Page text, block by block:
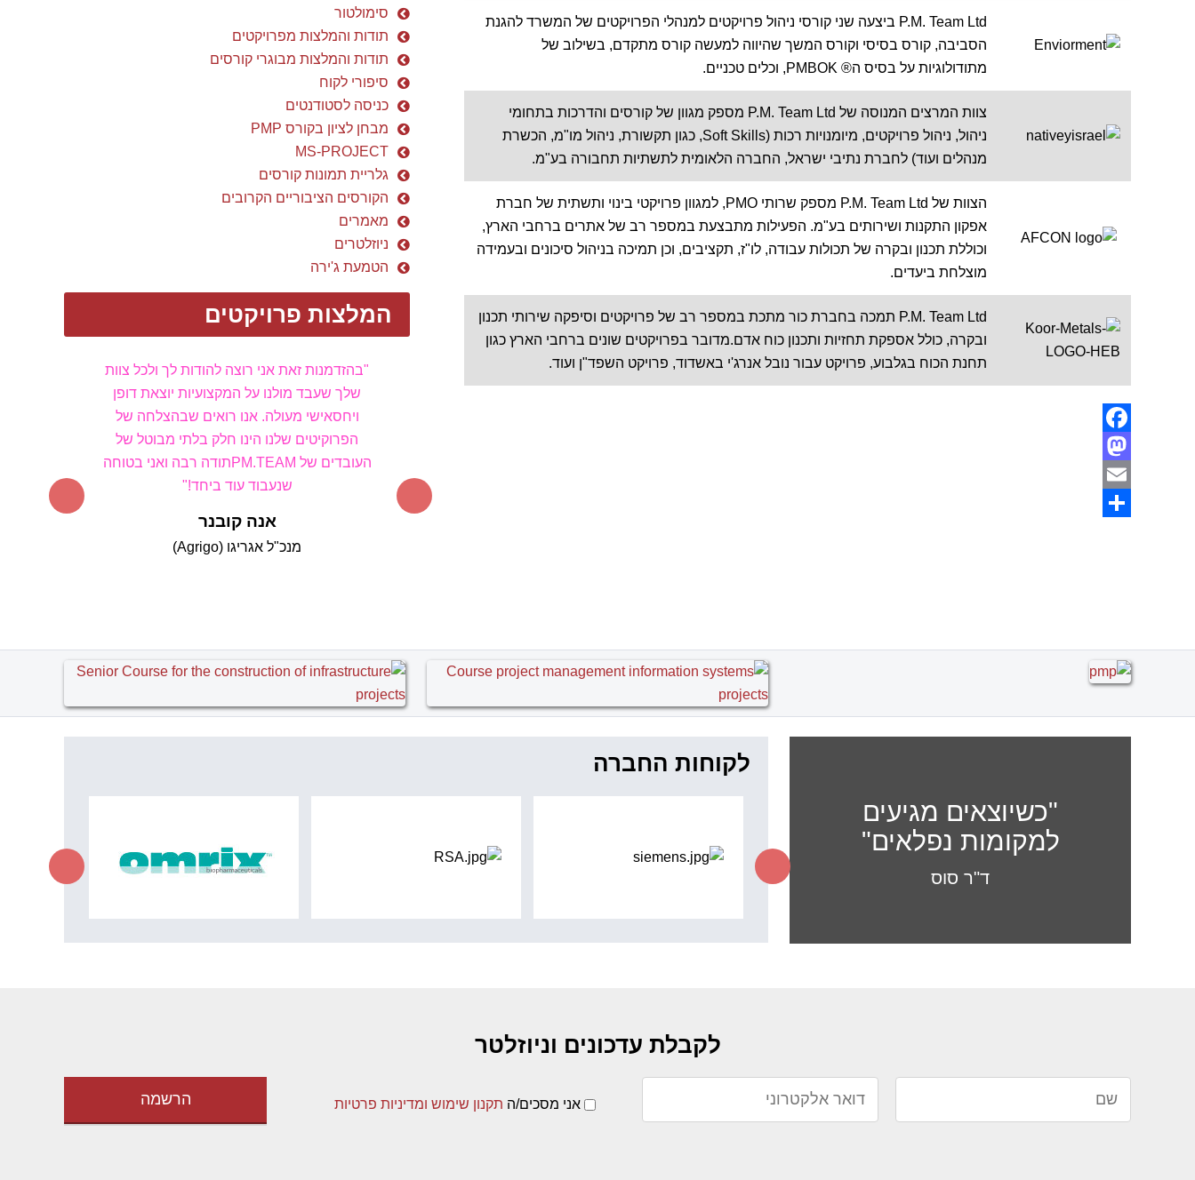
P.M. Team Ltd ביצעה שני קורסי ניהול פרויקטים למנהלי הפרויקטים של המשרד להגנת
הסביבה, קורס בסיסי וקורס המשך שהיווה למעשה קורס מתקדם, בשילוב של
מתודולוגיות על בסיס ה® PMBOK, וכלים טכניים.
צוות המרצים המנוסה של P.M. Team Ltd מספק מגוון של קורסים והדרכות בתחומי
ניהול, ניהול פרויקטים, מיומנויות רכות (Soft Skills, כגון תקשורת, ניהול מו"מ, הכשרת
מנהלים ועוד) לחברת נתיבי ישראל, החברה הלאומית לתשתיות תחבורה בע"מ.
הצוות של P.M. Team Ltd מספק שרותי PMO, למגוון פרויקטי בינוי ותשתית של חברת
אפקון התקנות ושירותים בע"מ. הפעילות מתבצעת במספר רב של אתרים ברחבי הארץ,
וכוללת תכנון ובקרה של תכולות עבודה, לו"ז, תקציבים, וכן תמיכה בניהול סיכונים ובעמידה
מוצלחת ביעדים.
P.M. Team Ltd תמכה בחברת כור מתכת במספר רב של פרויקטים וסיפקה שירותי תכנון
ובקרה, כולל אספקת תחזיות ותכנון כוח אדם.מדובר בפרויקטים שונים ברחבי הארץ כגון
תחנת הכוח בגלבוע, פרויקט עבור נובל אנרג'י באשדוד, פרויקט השפד"ן ועוד.
Facebook
Mastodon
Email
סימולטור
תודות והמלצות מפרויקטים
תודות והמלצות מבוגרי קורסים
סיפורי לקוח
כניסה לסטודנטים
מבחן לציון בקורס PMP
MS-PROJECT
גלריית תמונות קורסים
הקורסים הציבוריים הקרובים
מאמרים
ניוזלטרים
הטמעת ג'ירה
המלצות פרויקטים
"בעיצומו של פרוייקט המיתוג המוצלח רציתי לומר
תודה על שירותי ניהול הפרויייקט שנותנת חברתך
ועל שירותי ניהול פרוייקט הדיגיטל שגם הוא תורם
רבות הן בהסבת המערכות שאנו לקראת סיומה והן
בשוטף. שני אלו מצטרפים לפרוייקטים הקודמים
שעשינו יחד."
שלומי צדרבוים
מנכ"ל עיריית חריש
למקומות נפלאים"
ד"ר סוס